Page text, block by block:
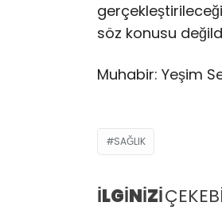
söz konusu
Muhabir: Yeşim
SAĞLIK
İLGİNİZİ